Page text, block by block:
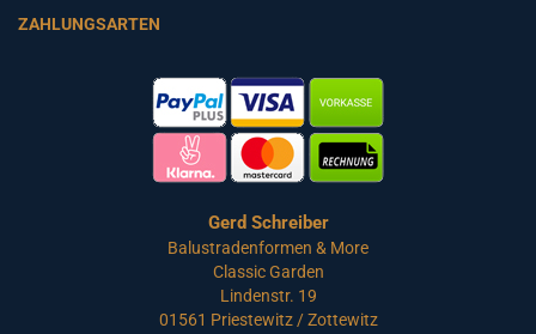
ZAHLUNGSARTEN
Gerd Schreiber
Balustradenformen & More
Classic Garden
Lindenstr. 19
01561 Priestewitz / Zottewitz